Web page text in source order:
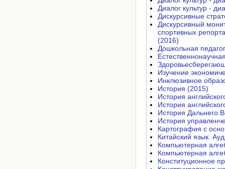
Диалог культур -
Дискурсивные
Дискурсивный
спортивных
(2016)
Дошкольная
Изучение
Инклюзивное
История (2015)
История
История
История Дальнего
История
Картография с
Китайский язык.
Компьютерная
Компьютерная
Конституционное